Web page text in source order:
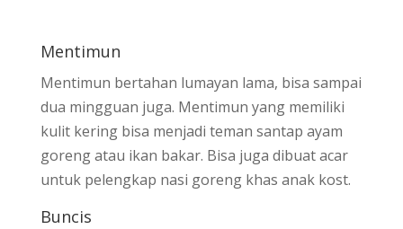
Mentimun
Mentimun bertahan lumayan lama, bisa sampai
dua mingguan juga. Mentimun yang memiliki
kulit kering bisa menjadi teman santap ayam
goreng atau ikan bakar. Bisa juga dibuat acar
untuk pelengkap nasi goreng khas anak kost.
Buncis